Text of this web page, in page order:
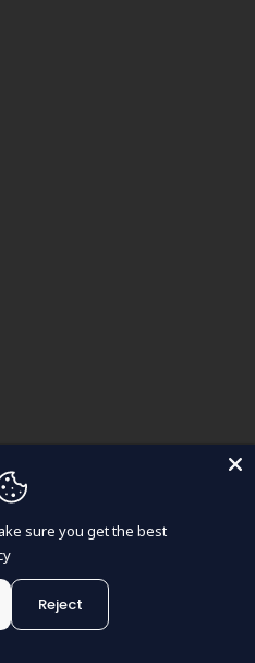
sure you get the best
Reject